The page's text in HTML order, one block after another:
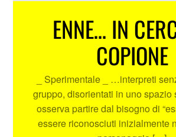
ENNE… IN
COPIONE
_ Sperimentale _ …interpreti
gruppo, disorientati in uno spazio
osserva partire dal bisogno di
essere riconosciuti inizialmente